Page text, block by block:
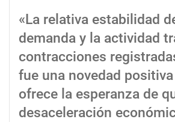
«La relativa estabilidad
demanda y la actividad
contracciones
fue una novedad
ofrece la esperanza de
desaceleración